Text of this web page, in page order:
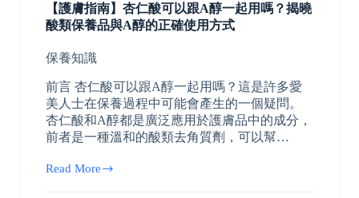
【護膚指南】杏仁酸可以跟A醇一起用嗎？揭曉
酸類保養品與A醇的正確使用方式
保養知識
前言 杏仁酸可以跟A醇一起用嗎？這是許多愛
美人士在保養過程中可能會產生的一個疑問。
杏仁酸和A醇都是廣泛應用於護膚品中的成分，
前者是一種溫和的酸類去角質劑，可以幫…
Read More